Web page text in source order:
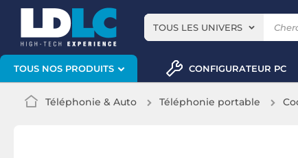
TOUS LES UNIVERS
TOUS NOS PRODUITS CONFIGURATEUR PC
Téléphonie & Auto Téléphonie portable